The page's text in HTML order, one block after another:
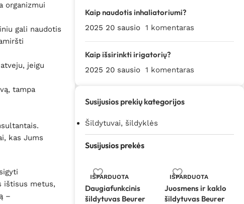
organizmui
gali naudotis
jeigu
tampa
kas Jums
ištisus metus,
–
Kaip naudotis inhaliatoriumi?
2025 20 sausio 1 komentaras
Kaip išsirinkti irigatorių?
2025 20 sausio 1 komentaras
Susijusios prekių kategorijos
Šildytuvai, šildyklės
Susijusios prekės
IŠPARDUOTA
Daugiafunkcinis
šildytuvas Beurer
IŠPARDUOTA
Juosmens ir kaklo
šildytuvas Beurer